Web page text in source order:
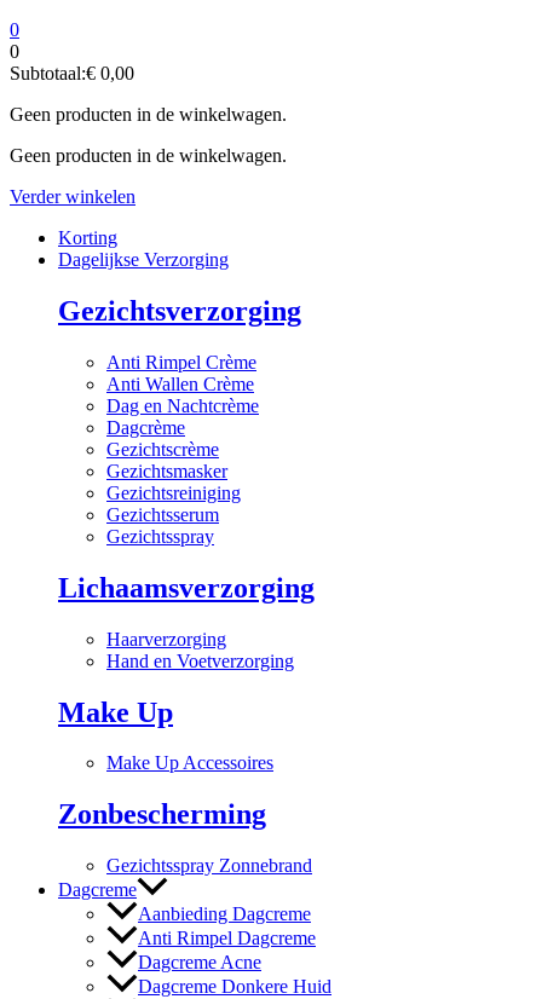
0
0
Subtotaal:€ 0,00
Geen producten in de winkelwagen.
Geen producten in de winkelwagen.
Verder winkelen
Korting
Dagelijkse Verzorging
Gezichtsverzorging
Anti Rimpel Crème
Anti Wallen Crème
Dag en Nachtcrème
Dagcrème
Gezichtscrème
Gezichtsmasker
Gezichtsreiniging
Gezichtsserum
Gezichtsspray
Lichaamsverzorging
Haarverzorging
Hand en Voetverzorging
Make Up
Make Up Accessoires
Zonbescherming
Gezichtsspray Zonnebrand
Dagcreme
Aanbieding Dagcreme
Anti Rimpel Dagcreme
Dagcreme Acne
Dagcreme Donkere Huid